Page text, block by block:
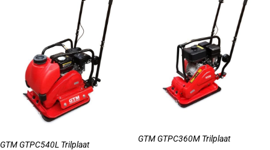
GTM GTPC540L Trilplaat
GTM GTPC360M Trilplaat